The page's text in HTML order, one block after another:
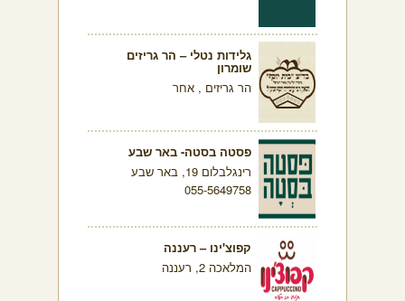
גלידות נטלי – הר גריזים
שומרון
הר גריזים , אחר
פסטה בסטה- באר שבע
רינגלבלום 19, באר שבע
055-5649758
קפוצ'ינו – רעננה
המלאכה 2, רעננה